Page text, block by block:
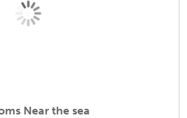
Near the sea